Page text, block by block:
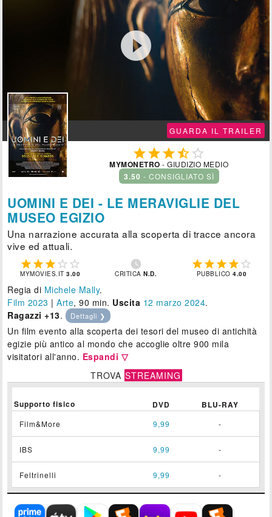

GUARDA IL TRAILER
 
MYMONETRO - GIUDIZIO MEDIO
3.50 - CONSIGLIATO SÌ
UOMINI E DEI - LE MERAVIGLIE DEL
MUSEO EGIZIO
Una narrazione accurata alla scoperta di tracce ancora
vive ed attuali.
    
MYMOVIES.IT3.00

CRITICAN.D.
    
PUBBLICO4.00
Regia di Michele Mally.
Film 2023 |Arte, 90 min. Uscita 12 marzo 2024.
Ragazzi +13. Dettagli ❯
Un film evento alla scoperta dei tesori del museo di antichità
egizie più antico al mondo che accoglie oltre 900 mila
visitatori all'anno. Espandi ▽
TROVA STREAMING
Supporto fisico DVD BLU-RAY
Film&More 9,99 -
IBS 9,99 -
Feltrinelli 9,99 -